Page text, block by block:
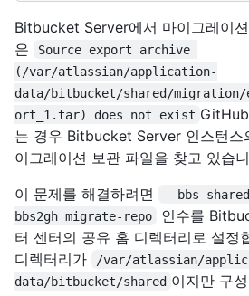
Bitbucket Server에서 마이그레이
은
Source export archive
(/var/atlassian/application-
data/bitbucket/shared/migration/
ort_1.tar) does not exist
는 경우 Bitbucket Server 인스턴스
이그레이션 보관 파일을 찾고 있습
이 문제를 해결하려면
--bbs-
bbs2gh migrate-repo
인수를
터 센터의 공유 홈 디렉터리로 설정
디렉터리가
/var/atlassian/
data/bitbucket/shared 이지만 구